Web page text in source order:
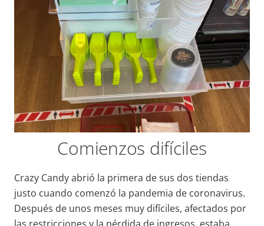
Comienzos difíciles
Crazy Candy abrió la primera de sus dos tiendas
justo cuando comenzó la pandemia de coronavirus.
Después de unos meses muy difíciles, afectados por